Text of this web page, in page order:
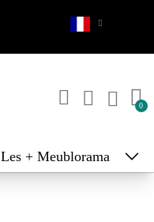
Les + Meublorama